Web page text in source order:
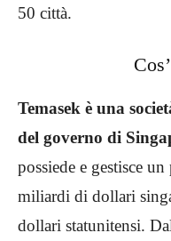
50 città.
Temasek è una
del governo di
possiede e gestisce
miliardi di dollari
dollari statunitensi.